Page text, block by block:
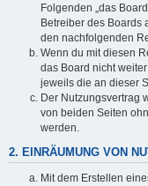
Folgenden „das
Betreiber des Boards
den nachfolgenden
Wenn du mit diesen
das Board nicht
jeweils die an dieser
Der Nutzungsvertrag
von beiden Seiten
werden.
2. EINRÄUMUNG VON
Mit dem Erstellen